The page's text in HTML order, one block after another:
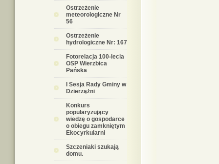
Ostrzeżenie
meteorologiczne Nr
56
Ostrzeżenie
hydrologiczne Nr: 167
Fotorelacja 100-lecia
OSP Wierzbica
Pańska
I Sesja Rady Gminy w
Dzierzążni
Konkurs
popularyzujący
wiedzę o gospodarce
o obiegu zamkniętym
Ekocyrkularni
Szczeniaki szukają
domu.